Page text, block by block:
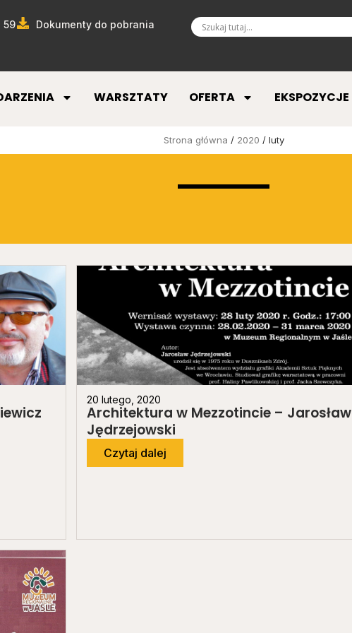
59 Dokumenty do pobrania
WARSZTATY OFERTA EKSPOZYCJE
Strona główna / 2020 / luty
20 lutego, 2020
Architektura w Mezzotincie – Jarosław
Jędrzejowski
Czytaj dalej